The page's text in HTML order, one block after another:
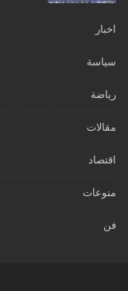
اخبار
سياسة
رياضة
مقالات
اقتصاد
منوعات
فن